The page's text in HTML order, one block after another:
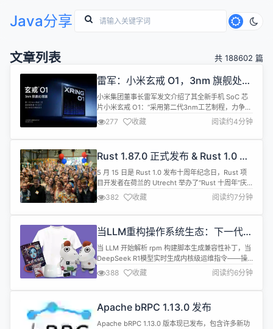
Java分享
文章列表 共 188602 篇
雷军：小米玄戒 O1，3nm 旗舰处理
器，力争跻身第一梯队旗舰体验
小米集团董事长雷军发文介绍了其全新手机 SoC 芯
片小米玄戒 O1：“采用第二代3nm工艺制程，力争跻
身第一梯队旗舰体验”。 雷军表示，截至今年4月底共
四年多的时间，玄戒累计研发投入已经超过了 135亿
人民币。目前，研发团队已经超过了2500人，今年
年是小米创业15周年。 早在11年前，2014年，我们
就开始...
277 收藏 阅读约4分钟
Rust 1.87.0 正式发布 & Rust 1.0 十
周年纪念日
5 月 15 日是 Rust 1.0 发布十周年纪念日，Rust 项
目开发者在荷兰的 Utrecht 举办了“Rust 十周年”庆
祝活动，并在当天发布新版本1.87.0。 新版本的主要
新特性包括： 标准库加入匿名管道（Anonymous
Pipes） use std::io::Read; let (mut recv, send) =
382 收藏 阅读约7分钟
当LLM重构操作系统生态：下一代智
能基础设施的技术革命来了！
当 LLM 开始解析 rpm 构建脚本生成兼容性补丁，当
DeepSeek R1模型实时生成内核级运维指令——操
作系统开发正经历智能化重构。5月24日，华东师范
大学逸夫楼，OSC 源创会将带你探索 LLM 与操作系
统的双向赋能机制。 核心亮点 🔥 五大硬核技术议题
揭秘 AI 时代操作系统生态重构 2⃣ Fy...
388 收藏 阅读约6分钟
Apache bRPC 1.13.0 发布
Apache bRPC 1.13.0 版本现已发布，包含许多新功